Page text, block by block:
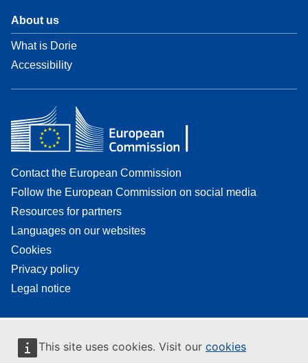
This site uses cookies. Visit our cookies
About us
What is Dorie
Accessibility
Contact the European Commission
Follow the European Commission on social media
Resources for partners
Languages on our websites
Cookies
Privacy policy
Legal notice